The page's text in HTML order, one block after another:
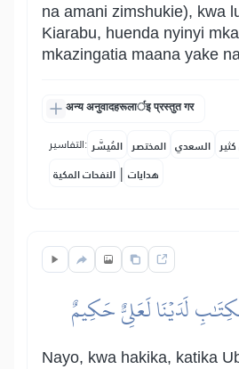
na amani zimshukie), kwa
Kiarabu, huenda nyinyi
mkazingatia maana yake
अन्य अनुवादहरूलार्इ प्रस्तुत गर
التفاسير: المُيسَّر المختصر السعدي
النفحات المكية | هدايات
لَدَيۡنَا لَعَلِيٌّ حَكِيمٌ
Nayo, kwa hakika, katika